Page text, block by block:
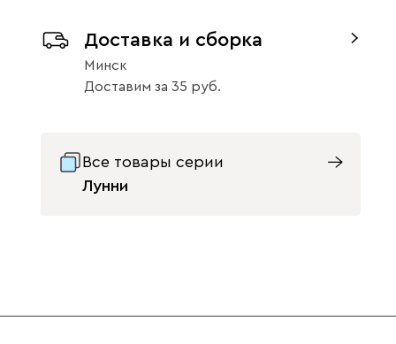
Кларинс 995
Данель
Доставка и сборка
Минск
Доставим за 35
Все товары серии
Лунни